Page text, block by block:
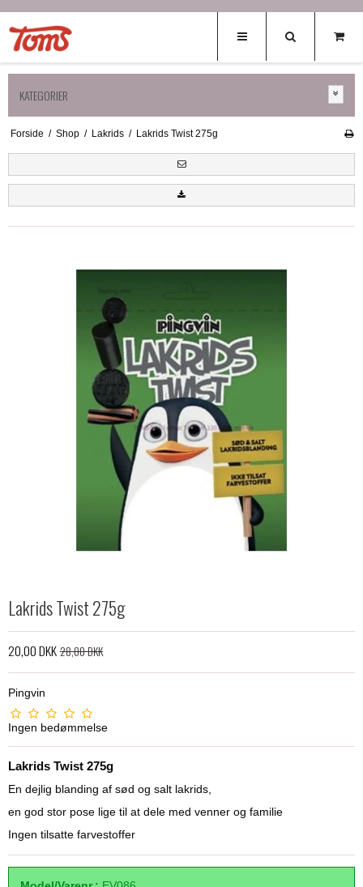
KATEGORIER
Forside / Shop / Lakrids / Lakrids Twist 275g
Lakrids Twist 275g
20,00 DKK28,00 DKK
Pingvin
Ingen bedømmelse
Lakrids Twist 275g
En dejlig blanding af sød og salt lakrids,
en god stor pose lige til at dele med venner og familie
Ingen tilsatte farvestoffer